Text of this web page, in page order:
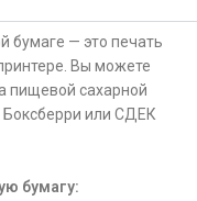
бумаге — это печать
Вы можете
пищевой сахарной
Боксберри или СДЕК
бумагу: